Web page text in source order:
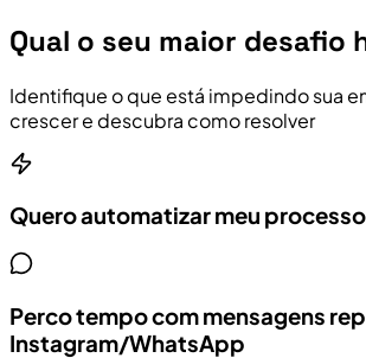
Qual o seu maior desafio
Identifique o que está impedindo sua
crescer e descubra como resolver
Quero automatizar meu
Perco tempo com mensagens
Instagram/WhatsApp